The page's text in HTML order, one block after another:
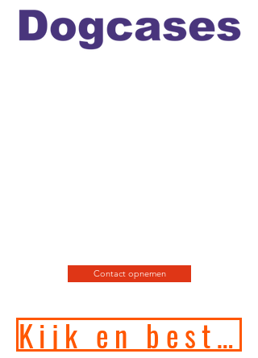
Contact opnemen
Kijk en bestel in onze online hondenwinkel!!